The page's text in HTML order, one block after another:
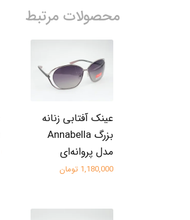
محصولات مرتبط
عینک آفتابی زنانه
بزرگ Annabella
مدل پروانه‌ای
1,180,000 تومان